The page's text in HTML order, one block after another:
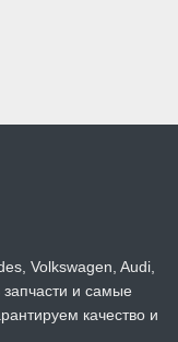
Volkswagen, Audi,
запчасти и самые
качество и